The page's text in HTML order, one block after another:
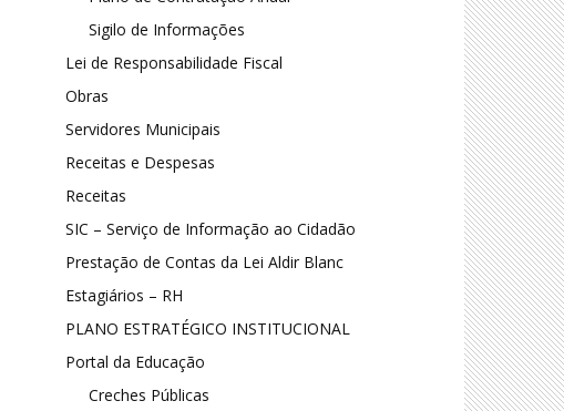
Sigilo de Informações
Lei de Responsabilidade Fiscal
Obras
Servidores Municipais
Receitas e Despesas
Receitas
SIC – Serviço de Informação ao Cidadão
Prestação de Contas da Lei Aldir Blanc
Estagiários – RH
PLANO ESTRATÉGICO INSTITUCIONAL
Portal da Educação
Creches Públicas